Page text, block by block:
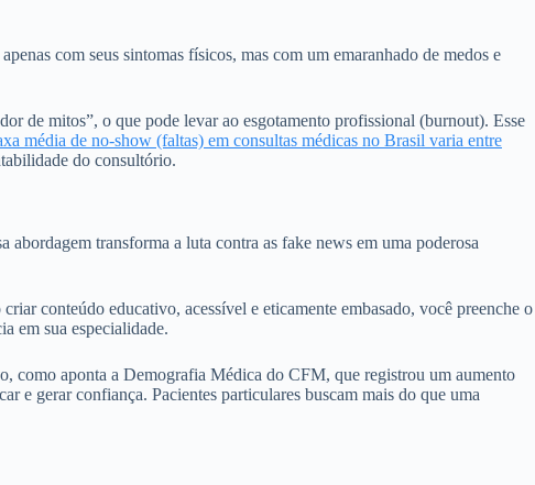
com seus sintomas físicos, mas com um emaranhado de medos e
de mitos”, o que pode levar ao esgotamento profissional (burnout). Esse
média de no-show (faltas) em consultas médicas no Brasil varia entre
do consultório.
abordagem transforma a luta contra as fake news em uma poderosa
conteúdo educativo, acessível e eticamente embasado, você preenche o
em sua especialidade.
como aponta a Demografia Médica do CFM, que registrou um aumento
e gerar confiança. Pacientes particulares buscam mais do que uma